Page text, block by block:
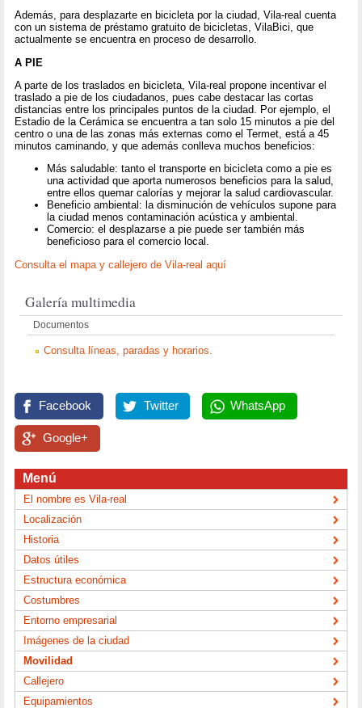
Además, para desplazarte en bicicleta por la ciudad, Vila-real cuenta
con un sistema de préstamo gratuito de bicicletas, VilaBici, que
actualmente se encuentra en proceso de desarrollo.
A PIE
A parte de los traslados en bicicleta, Vila-real propone incentivar el
traslado a pie de los ciudadanos, pues cabe destacar las cortas
distancias entre los principales puntos de la ciudad. Por ejemplo, el
Estadio de la Cerámica se encuentra a tan solo 15 minutos a pie del
centro o una de las zonas más externas como el Termet, está a 45
minutos caminando, y que además conlleva muchos beneficios:
Más saludable: tanto el transporte en bicicleta como a pie es
una actividad que aporta numerosos beneficios para la salud,
entre ellos quemar calorías y mejorar la salud cardiovascular.
Beneficio ambiental: la disminución de vehículos supone para
la ciudad menos contaminación acústica y ambiental.
Comercio: el desplazarse a pie puede ser también más
beneficioso para el comercio local.
Consulta el mapa y callejero de Vila-real aquí
Galería multimedia
Documentos
Consulta líneas, paradas y horarios.
Facebook Twitter WhatsApp
Google+
Menú
El nombre es Vila-real
Localización
Historia
Datos útiles
Estructura económica
Costumbres
Entorno empresarial
Imágenes de la ciudad
Movilidad
Callejero
Equipamientos